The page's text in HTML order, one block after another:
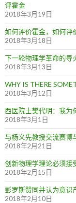
评霍金
2018年3月19日
如何评价霍金，如何评
2018年3月18日
下一轮物理学革命的导
2018年3月13日
WHY IS THERE
2018年3月12日
西医院士樊代明：我为
2018年3月1日
与杨义先教授交流赛博
2018年2月21日
创新物理学理论必须接
2018年2月15日
彭罗斯赞同并认为意识
2018年2月10日